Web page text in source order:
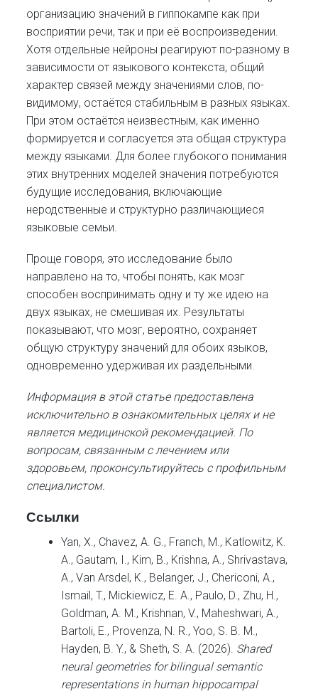
организацию значений в гиппокампе как при
восприятии речи, так и при её воспроизведении.
Хотя отдельные нейроны реагируют по-разному в
зависимости от языкового контекста, общий
характер связей между значениями слов, по-
видимому, остаётся стабильным в разных языках.
При этом остаётся неизвестным, как именно
формируется и согласуется эта общая структура
между языками. Для более глубокого понимания
этих внутренних моделей значения потребуются
будущие исследования, включающие
неродственные и структурно различающиеся
языковые семьи.
Проще говоря, это исследование было
направлено на то, чтобы понять, как мозг
способен воспринимать одну и ту же идею на
двух языках, не смешивая их. Результаты
показывают, что мозг, вероятно, сохраняет
общую структуру значений для обоих языков,
одновременно удерживая их раздельными.
Информация в этой статье предоставлена
исключительно в ознакомительных целях и не
является медицинской рекомендацией. По
вопросам, связанным с лечением или
здоровьем, проконсультируйтесь с профильным
специалистом.
Ссылки
Yan, X., Chavez, A. G., Franch, M., Katlowitz, K.
A., Gautam, I., Kim, B., Krishna, A., Shrivastava,
A., Van Arsdel, K., Belanger, J., Chericoni, A.,
Ismail, T., Mickiewicz, E. A., Paulo, D., Zhu, H.,
Goldman, A. M., Krishnan, V., Maheshwari, A.,
Bartoli, E., Provenza, N. R., Yoo, S. B. M.,
Hayden, B. Y., & Sheth, S. A. (2026). Shared
neural geometries for bilingual semantic
representations in human hippocampal